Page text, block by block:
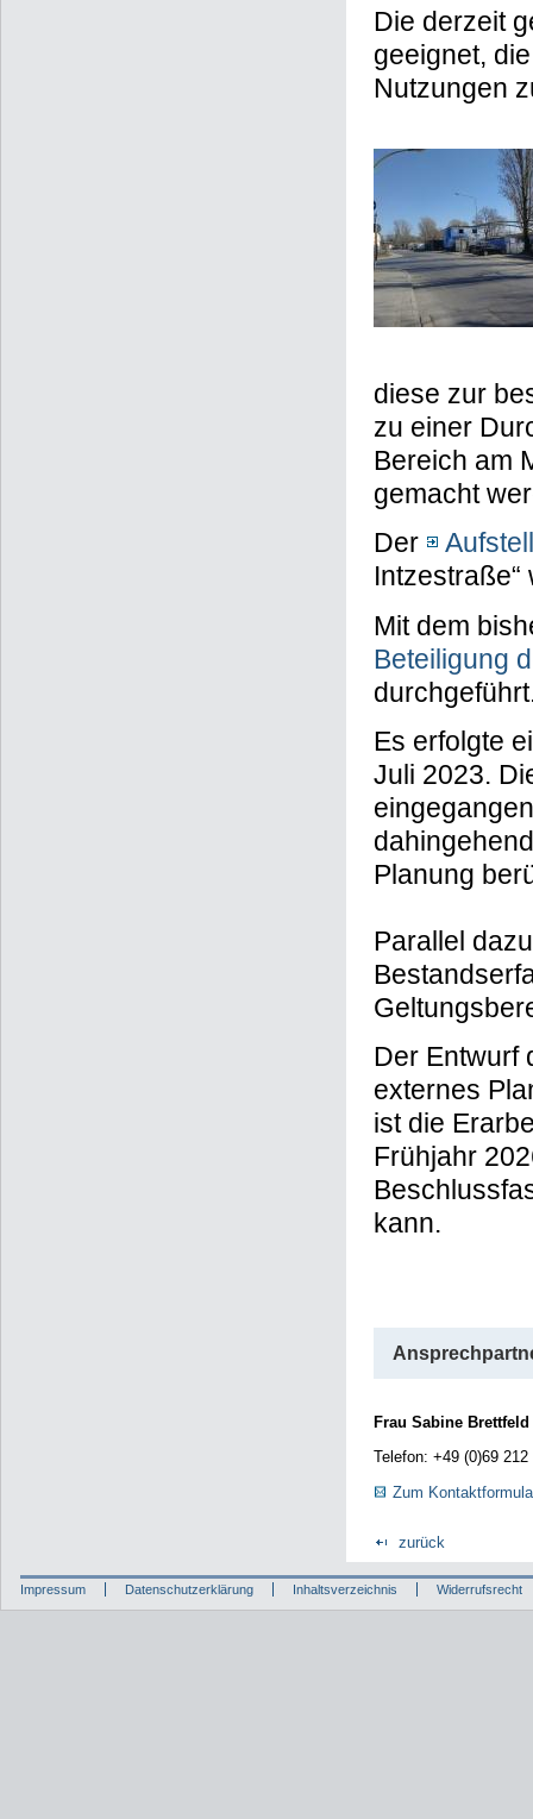
Die derzeit
geeignet,
Nutzungen
diese zur
zu einer
Bereich am
gemacht
Der
Intzestraße“
Mit dem
Beteiligung
Es erfolgte
Juli 2023.
Planung
Parallel
Der Entwurf
externes
ist die
Frühjahr
kann.
Frau Sabine Brettfeld
Telefon: +49 (0)69 212
Zum
zurück
Impressum Datenschutzerklärung Inhaltsverzeichnis Widerrufsrecht